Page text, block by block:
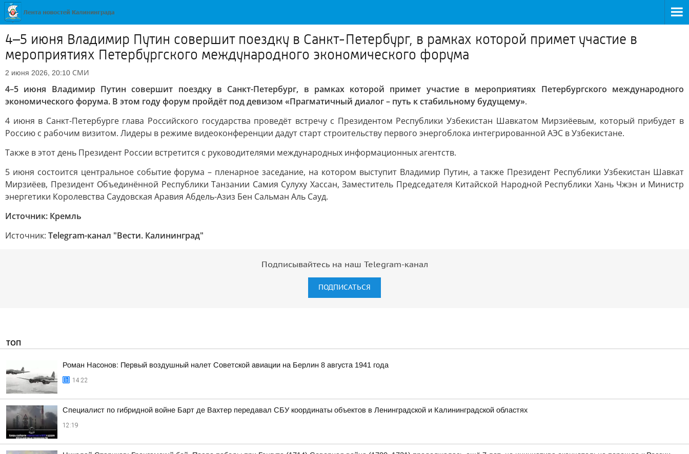
4–5 июня Владимир Путин совершит поездку в Санкт-Петербург, в рамках которой примет участие в
мероприятиях Петербургского международного экономического форума
2 июня 2026, 20:10 СМИ
4–5 июня Владимир Путин совершит поездку в Санкт-Петербург, в рамках которой примет участие в мероприятиях Петербургского международного
экономического форума. В этом году форум пройдёт под девизом «Прагматичный диалог – путь к стабильному будущему».
4 июня в Санкт-Петербурге глава Российского государства проведёт встречу с Президентом Республики Узбекистан Шавкатом Мирзиёевым, который прибудет в
Россию с рабочим визитом. Лидеры в режиме видеоконференции дадут старт строительству первого энергоблока интегрированной АЭС в Узбекистане.
Также в этот день Президент России встретится с руководителями международных информационных агентств.
5 июня состоится центральное событие форума – пленарное заседание, на котором выступит Владимир Путин, а также Президент Республики Узбекистан Шавкат
Мирзиёев, Президент Объединённой Республики Танзании Самия Сулуху Хассан, Заместитель Председателя Китайской Народной Республики Хань Чжэн и Министр
энергетики Королевства Саудовская Аравия Абдель-Азиз Бен Сальман Аль Сауд.
Источник: Кремль
Источник: Telegram-канал "Вести. Калининград"
Подписывайтесь на наш Telegram-канал
ПОДПИСАТЬСЯ
ТОП
Роман Насонов: Первый воздушный налет Советской авиации на Берлин 8 августа 1941 года
14:22
Специалист по гибридной войне Барт де Вахтер передавал СБУ координаты объектов в Ленинградской и Калининградской областях
12:19